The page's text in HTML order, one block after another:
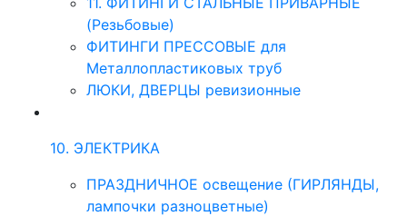
(Резьбовые)
ФИТИНГИ ПРЕССОВЫЕ для
Металлопластиковых труб
ЛЮКИ, ДВЕРЦЫ ревизионные
10. ЭЛЕКТРИКА
ПРАЗДНИЧНОЕ освещение (ГИРЛЯНДЫ,
лампочки разноцветные)